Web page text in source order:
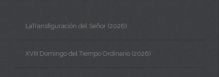
LaTransfiguración del Señor (2026)
XVIII Domingo del Tiempo Ordinario (2026)